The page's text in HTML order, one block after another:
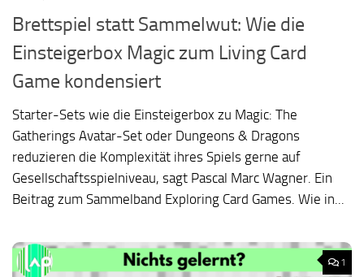
Brettspiel statt Sammelwut: Wie die
Einsteigerbox Magic zum Living Card
Game kondensiert
Starter-Sets wie die Einsteigerbox zu Magic: The
Gatherings Avatar-Set oder Dungeons & Dragons
reduzieren die Komplexität ihres Spiels gerne auf
Gesellschaftsspielniveau, sagt Pascal Marc Wagner. Ein
Beitrag zum Sammelband Exploring Card Games. Wie in...
1